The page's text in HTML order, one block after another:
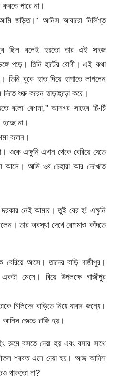
পারে না।
জড়িত।” আনিস আবারো নির্লিপ্ত
ছিল বলেই হয়তো তার এই সহজ
পড়ে। তিনি হার্টের রোগী। এই কথা
বুকে হাত দিয়ে হাপাতে লাগলেন
দিতে শুরু করেন তাড়াহুড়ো করে।
বলো রেশমা,” আসগর সাহেব চিঁ-চিঁ
হচ্ছে না।
বলেন।
এক্ষুনি এখান থেকে বেরিয়ে যেতে
আসে। আমি ওর চেহারা আর দেখেতে
দরকার নেই আমার। তুই বের হ! এক্ষুনি
তার অবস্থা দেখে রেশমাও কাঁদতে
আসে। তাদের বাড়ি গাজীপুর।
মেসে। বিয়ে উপলক্ষে গাজীপুর
মিলিদের বাড়িতে নিয়ে যাবার জন্যে।
আনিস জেতে রাজি হয়।
রুমে বসতে দেয়া হয় এবং বসার সাথে
শরবত এনে দেয়া হয়। আজ আনিস
থাকতো না?